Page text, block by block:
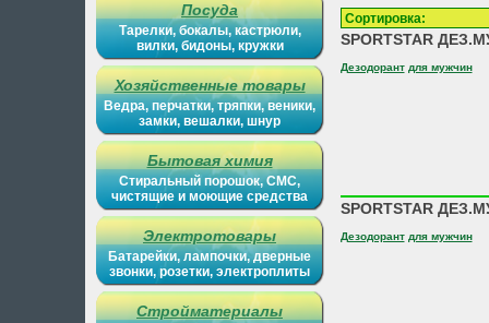
Посуда
Тарелки, бокалы, кастрюли,
вилки, бидоны, кружки
Хозяйственные товары
Ведра, перчатки, тряпки, веники,
замки, вешалки, шнур
Бытовая химия
Стиральный порошок, СМС,
чистящие и моющие средства
Электротовары
Батарейки, лампочки, дверные
звонки, розетки, электроплиты
Стройматериалы
SPORTSTAR
Дезодорант для мужчин
SPORTSTAR
Дезодорант для мужчин